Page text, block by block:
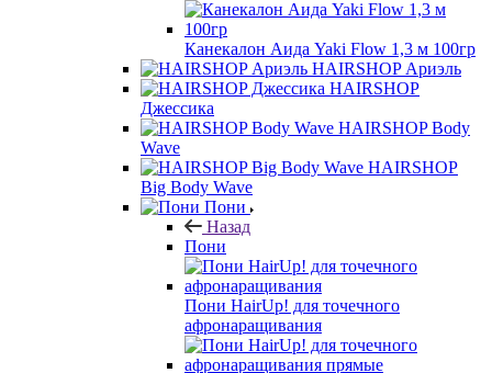
Канекалон Аида Yaki Flow 1,3 м 100гр
HAIRSHOP Ариэль
HAIRSHOP
Джессика
HAIRSHOP Body
Wave
HAIRSHOP
Big Body Wave
Пони
Назад
Пони
Пони HairUp! для точечного
афронаращивания